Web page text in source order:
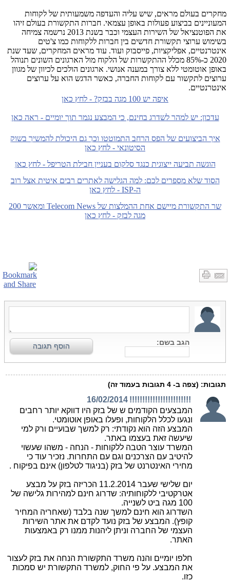
מחקרים בעולם מראים, שיש עליה והעדפה משמעותית של לקוחות
המעוניינים בביצוע פעולות באופן עצמאי. חברות התקשורת בעולם זיהו
את הפוטנציאל של השירות העצמי וכבר בשנת 2013 נרשמה צמיחה
בשימוש ערוצי תקשורת חדשים בין חברות ללקוחות כמו צ'טים
אינטרנטיים, אפליקציות, פייסבוק ועוד. עוד מראים המחקרים, שעד שנת
2020 כ-85% מכלל ההתקשרות של הלקוח מול הארגונים השונים תנוהל
באופן אוטומטי ללא צורך במענה אנושי. ארגונים הולכים לכיוון של מגוון
ערוצים לתקשור עם לקוחות החברה, כאשר הדגש הוא על ערוצים
אינטרנטיים.
איפה יש 100 מגה בבזק? - לחץ כאן
עדכון: יש למהר לשדרג בחינם, כי המבצע נגמר תוך יומיים - ראה כאן
איך הביצועים של הפס הרחב התמוטטו וכך גם היכולת להמשיך בשוק
הסיטונאי - לחץ כאן
הוגשה תביעה ייצוגית כנגד סלקום בעניין חבילת הטריפל - לחץ כאן
הסוד שלא מספרים לכם: למה הגלישה לאתרים רבים איטית אצל רוב
ה-ISP - לחץ כאן
שר התקשורת מיישם אחת ההמלצות של Telecom News ומאשר 200
מגה לבזק - לחץ כאן